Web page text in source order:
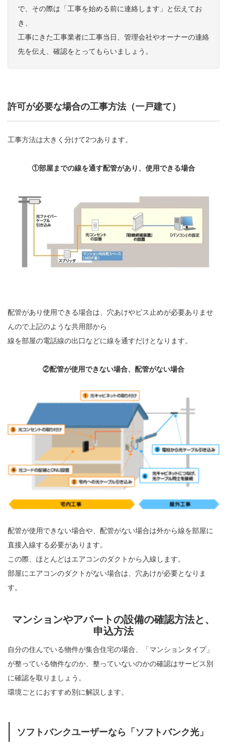
で、その際は「工事を始める前に連絡します」と伝えてお
き、
工事にきた工事業者に工事当日、管理会社やオーナーの連絡
先を伝え、確認をとってもらいましょう。
許可が必要な場合の工事方法（一戸建て）
工事方法は大きく分けて2つあります。
①部屋までの線を通す配管があり、使用できる場合
配管があり使用できる場合は、穴あけやビス止めが必要ありませ
んので上記のような共用部から
線を部屋の電話線の出口などに線を通すだけとなります。
②配管が使用できない場合、配管がない場合
配管が使用できない場合や、配管がない場合は外から線を部屋に
直接入線する必要があります。
この際、ほとんどはエアコンのダクトから入線します。
部屋にエアコンのダクトがない場合は、穴あけが必要となりま
す。
マンションやアパートの設備の確認方法と、
申込方法
自分の住んでいる物件が集合住宅の場合、「マンションタイプ」
が整っている物件なのか、整っていないのかの確認はサービス別
に確認を取りましょう。
環境ごとにおすすめ別に解説します。
ソフトバンクユーザーなら「ソフトバンク光」